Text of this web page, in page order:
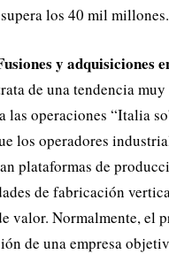
los 40 mil millones.
y adquisiciones
de una tendencia
las operaciones “Italia
los operadores
plataformas de
de fabricación
valor. Normalmente, el
de una empresa